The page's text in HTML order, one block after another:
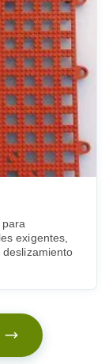
para
exigentes,